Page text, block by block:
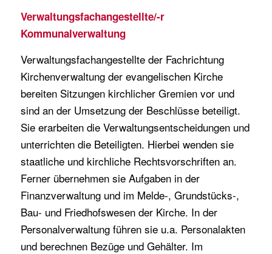
Verwaltungsfachangestellte/-r
Kommunalverwaltung
Verwaltungsfachangestellte der Fachrichtung
Kirchenverwaltung der evangelischen Kirche
bereiten Sitzungen kirchlicher Gremien vor und
sind an der Umsetzung der Beschlüsse beteiligt.
Sie erarbeiten die Verwaltungsentscheidungen und
unterrichten die Beteiligten. Hierbei wenden sie
staatliche und kirchliche Rechtsvorschriften an.
Ferner übernehmen sie Aufgaben in der
Finanzverwaltung und im Melde-, Grundstücks-,
Bau- und Friedhofswesen der Kirche. In der
Personalverwaltung führen sie u.a. Personalakten
und berechnen Bezüge und Gehälter. Im